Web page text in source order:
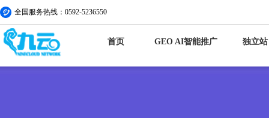
全国服务热线：0592-5236550
首页 GEO AI智能推广 独立站